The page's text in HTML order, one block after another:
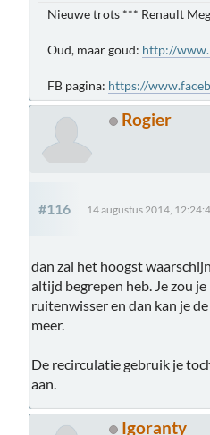
Nieuwe trots *** Renault
Oud, maar goud: http://
FB pagina: https://
Rogier
#116 14 augustus 2014,
dan zal het hoogst
altijd begrepen heb. Je zou
ruitenwisser en dan kan je
meer.
De recirculatie gebruik je
aan.
Igoranty